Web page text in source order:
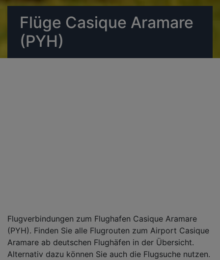
Flüge Casique Aramare
(PYH)
Flugverbindungen zum Flughafen Casique Aramare
(PYH). Finden Sie alle Flugrouten zum Airport Casique
Aramare ab deutschen Flughäfen in der Übersicht.
Alternativ dazu können Sie auch die Flugsuche nutzen.